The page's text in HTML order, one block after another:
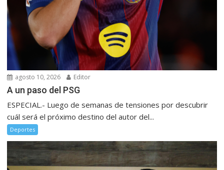
agosto 10, 2026 Editor
A un paso del PSG
ESPECIAL.- Luego de semanas de tensiones por descubrir
cuál será el próximo destino del autor del...
Deportes